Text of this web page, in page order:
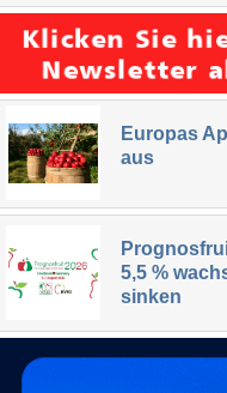
Europas
aus
5,5 %
sinken